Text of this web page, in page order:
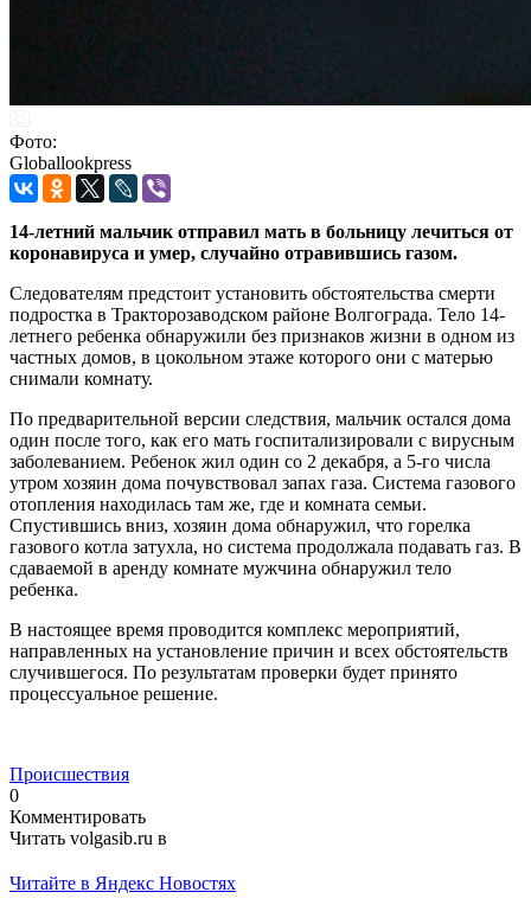
Фото:
Globallookpress
14-летний мальчик отправил мать в больницу лечиться от
коронавируса и умер, случайно отравившись газом.
Следователям предстоит установить обстоятельства смерти
подростка в Тракторозаводском районе Волгограда. Тело 14-
летнего ребенка обнаружили без признаков жизни в одном из
частных домов, в цокольном этаже которого они с матерью
снимали комнату.
По предварительной версии следствия, мальчик остался дома
один после того, как его мать госпитализировали с вирусным
заболеванием. Ребенок жил один со 2 декабря, а 5-го числа
утром хозяин дома почувствовал запах газа. Система газового
отопления находилась там же, где и комната семьи.
Спустившись вниз, хозяин дома обнаружил, что горелка
газового котла затухла, но система продолжала подавать газ. В
сдаваемой в аренду комнате мужчина обнаружил тело
ребенка.
В настоящее время проводится комплекс мероприятий,
направленных на установление причин и всех обстоятельств
случившегося. По результатам проверки будет принято
процессуальное решение.
Происшествия
0
Комментировать
Читать volgasib.ru в
Читайте в Яндекс Новостях